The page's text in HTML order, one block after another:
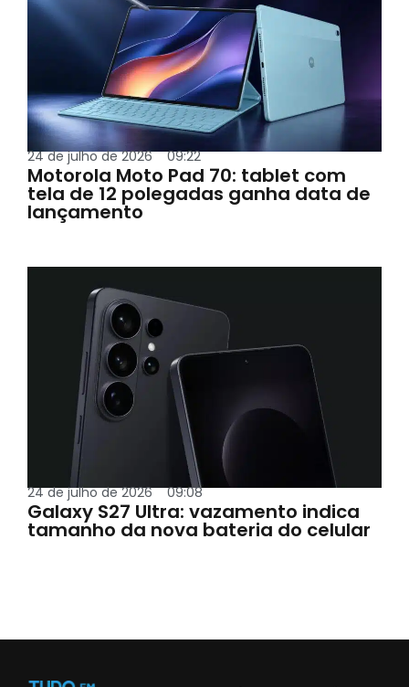
24 de julho de 2026 09:22
Motorola Moto Pad 70: tablet com
tela de 12 polegadas ganha data de
lançamento
24 de julho de 2026 09:08
Galaxy S27 Ultra: vazamento indica
tamanho da nova bateria do celular